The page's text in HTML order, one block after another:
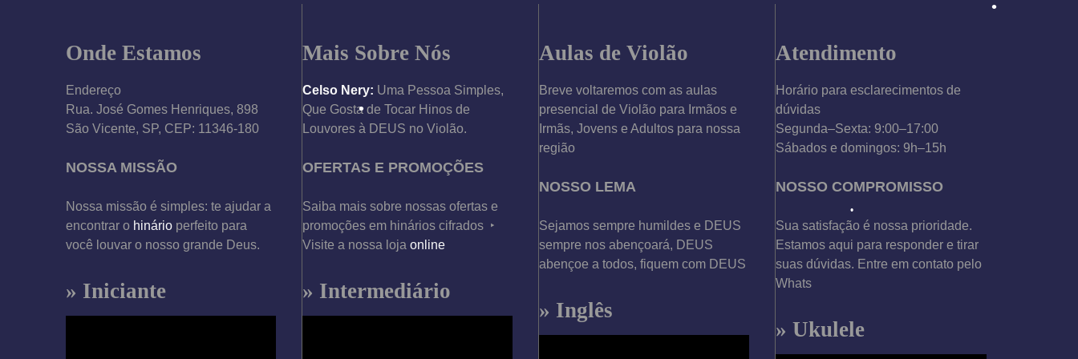
Onde Estamos
Endereço
Rua. José Gomes Henriques, 898
São Vicente, SP, CEP: 11346-180
NOSSA MISSÃO
Nossa missão é simples: te ajudar a
encontrar o hinário perfeito para
você louvar o nosso grande Deus.
» Iniciante
Mais Sobre Nós
Celso Nery: Uma Pessoa Simples,
Que Gosta de Tocar Hinos de
Louvores à DEUS no Violão.
OFERTAS E PROMOÇÕES
Saiba mais sobre nossas ofertas e
promoções em hinários cifrados ‣
Visite a nossa loja online
» Intermediário
Aulas de Violão
Breve voltaremos com as aulas
presencial de Violão para Irmãos e
Irmãs, Jovens e Adultos para nossa
região
NOSSO LEMA
Sejamos sempre humildes e DEUS
sempre nos abençoará, DEUS
abençoe a todos, fiquem com DEUS
» Inglês
Atendimento
Horário para esclarecimentos de
dúvidas
Segunda–Sexta: 9:00–17:00
Sábados e domingos: 9h–15h
NOSSO COMPROMISSO
Sua satisfação é nossa prioridade.
Estamos aqui para responder e tirar
suas dúvidas. Entre em contato pelo
Whats
» Ukulele
•